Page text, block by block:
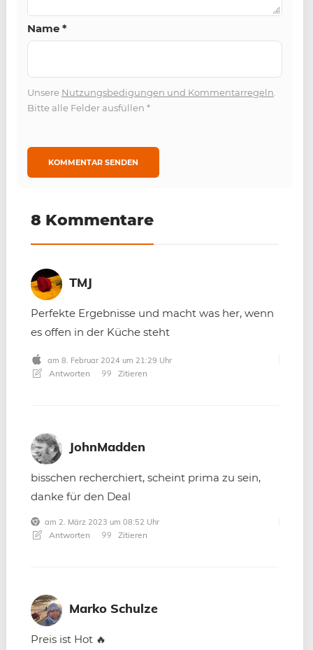
Name *
Unsere Nutzungsbedigungen und Kommentarregeln.
Bitte alle Felder ausfüllen *
8 Kommentare
TMJ
Perfekte Ergebnisse und macht was her, wenn
es offen in der Küche steht
am 8. Februar 2024 um 21:29 Uhr
Antworten Zitieren
JohnMadden
bisschen recherchiert, scheint prima zu sein,
danke für den Deal
am 2. März 2023 um 08:52 Uhr
Antworten Zitieren
Marko Schulze
Preis ist Hot 🔥